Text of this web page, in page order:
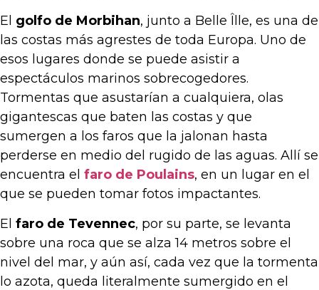
El golfo de Morbihan, junto a Belle Îlle, es una de
las costas más agrestes de toda Europa. Uno de
esos lugares donde se puede asistir a
espectáculos marinos sobrecogedores.
Tormentas que asustarían a cualquiera, olas
gigantescas que baten las costas y que
sumergen a los faros que la jalonan hasta
perderse en medio del rugido de las aguas. Allí se
encuentra el faro de Poulains, en un lugar en el
que se pueden tomar fotos impactantes.
El faro de Tevennec, por su parte, se levanta
sobre una roca que se alza 14 metros sobre el
nivel del mar, y aún así, cada vez que la tormenta
lo azota, queda literalmente sumergido en el